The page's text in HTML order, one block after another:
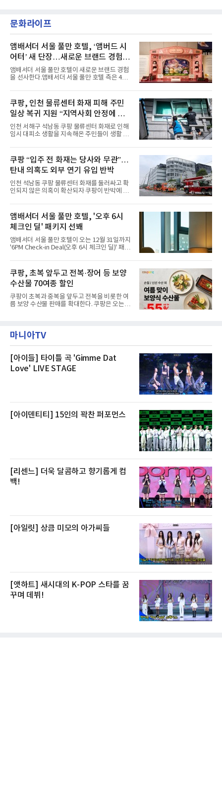
했다. “내 티, 5 bucks 바지는, 만원” 등 멤버들
의 라이프 스타일
MBC '쇼! 음악중심', SBS '인기가요' 등 주요 음
악방송 무대에 올라 화려한 퍼포먼스를 펼쳤다.
력을 앞세워 매 무대 색다른 볼거리를 선사했다.
특히 화사한 파스텔 톤의 비치웨어부터 청량한
마린룩, 햇살 아래 반짝이는 물결을 연상시키는
스커트, 강렬한 붉은 계열의 스타일링까지 각기
다른 매력을 선보였다. 브브걸은 다채로운 여름
패션을 완벽하게 소화하며 보
문화라이프
앰배서더 서울 풀만 호텔, ‘앰버드 시
어터’ 새 단장…새로운 브랜드 경험 선
사
앰배서더 서울 풀만 호텔이 새로운 브랜드 경험
을 선사한다.앰배서더 서울 풀만 호텔 측은 4일
이야기를 담은 인형 극장 콘셉트의 공간 ‘앰버드
시어터(Ambird Theater)’를 새롭게 선보인
다”고 밝혔다.앰배서더 서울 풀만 호텔은 로비
한편에 마련된 앰버드 존을 통해 앰버드의 세계
관을 소개해왔다. 앰버드 존은 앰버드가 우주여
행 중 수집한 다양한 굿즈를 전시한 '앰버드 플래
닛(Ambird Planet)과 계절별 플라워 연출로 사
라 극장을 모티브로 한 데코레이션으로 구성됐
다. 무대 공간 및 티켓 박스
쿠팡, 인천 물류센터 화재 피해 주민
일상 복귀 지원 “지역사회 안정에 총
력”
인천 서해구 석남동 쿠팡 물류센터 화재로 인해
임시 대피소 생활을 지속해온 주민들이 생활 터
필먼트서비스(CFS)가 지난 28일부터 화재 피해
주민을 대상으로 전문 출장 청소서비스 지원에
나섬으로써 본격적인 지역사회 복구 작업이 시
작된 것이다.대피소 주민 중심 청소 접수, 첫날
부터 2가구 지원 완료CFS는 신현초등학교, 신
현북초등학교, 신현여자중학교 등 인천 서해구
관내 임시 대피소 3곳에서 체류해온 화재 피해
민들의 호응 속에 CFS는 즉시 행동에 나섰다. 지
난 28일 오후 전문 청소업체와
쿠팡 “입주 전 화재는 당사와 무관”…
탄내 의혹도 외부 연기 유입 반박
인천 석남동 쿠팡 물류센터 화재를 둘러싸고 확
인되지 않은 의혹이 확산되자 쿠팡이 반박에 나
에 대해서는 외부 화재 연기 유입이라고 설명했
고, 2023년 같은 물류센터에서 발생한 화재에
대해서도 쿠팡 입주 전 공사 과정에서 벌어진 일
이라며 선을 그었다.쿠팡은 21일 인천 물류센터
내부에서 불이 타는 냄새가 났다는 의혹과 관련
해 “사실무근”이라는 입장을 밝혔다.회사 측은
“인근에서 지난 15일 다른 회사에서 발생한 대
것으로 확인됐다”고 설명했다.이어 “정확한 화
재 원인은 추후 조사될
앰배서더 서울 풀만 호텔, '오후 6시
체크인 딜' 패키지 선봬
앰배서더 서울 풀만 호텔이 오는 12월 31일까지
'6PM Check-in Deal(오후 6시 체크인 딜)' 패키
으로 여유로운 저녁 시간부터 호텔 스테이를 시
작할 수 있도록 준비됐다.앰배서더 서울 풀만 호
텔 측은 “퇴근 후 또는 주말 도심 속에서 짧지만
온전한 휴식을 원하는 고객들에게 특별한 경험
을 제공한다”고 밝혔다.패키지는 디럭스와 이그
제큐티브 두 가지 타입으로 구성된다. 디럭스 패
키지는 객실 1박(룸 온리)으로 심플한 호캉스를
스 센터 사우나 2인 이용 혜택이 포함된다.특히
클럽 앰배서더 라운지
쿠팡, 초복 앞두고 전복·장어 등 보양
수산물 70여종 할인
쿠팡이 초복과 중복을 앞두고 전복을 비롯한 여
름 보양 수산물 판매를 확대한다. 쿠팡은 오는
우 등이 포함됐다. 쿠팡은 올해 큰 크기의 전복
생산량이 늘어난 점을 반영해 주요 산지 상품을
전복은 산지에서 채취한 뒤 전국으로 직송되는
방식으로 운영된다. 신선도가 중요한 상품인 만
큼 이르면 다음 날 오전 배송이 가능하도록 물류
마니아TV
[아이들] 타이틀 곡 'Gimme Dat
Love' LIVE STAGE
[아이덴티티] 15인의 꽉찬 퍼포먼스
[리센느] 더욱 달콤하고 향기롭게 컴
백!
[아일릿] 상큼 미모의 아가씨들
[앳하트] 새시대의 K-POP 스타를 꿈
꾸며 데뷔!